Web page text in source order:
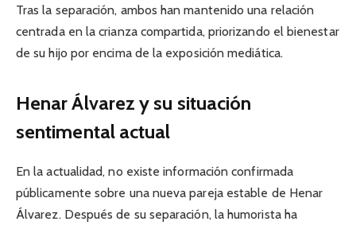
Tras la separación, ambos han mantenido una relación
centrada en la crianza compartida, priorizando el bienestar
de su hijo por encima de la exposición mediática.
Henar Álvarez y su situación
sentimental actual
En la actualidad, no existe información confirmada
públicamente sobre una nueva pareja estable de Henar
Álvarez. Después de su separación, la humorista ha